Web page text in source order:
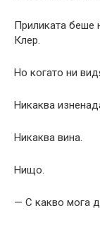
Приликата беше
Клер.
Но когато ни
Никаква
Никаква вина.
Нищо.
— С какво мога